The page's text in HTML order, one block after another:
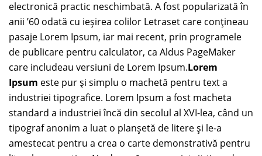
electronică practic neschimbată. A fost popularizată în
anii ’60 odată cu ieşirea colilor Letraset care conţineau
pasaje Lorem Ipsum, iar mai recent, prin programele
de publicare pentru calculator, ca Aldus PageMaker
care includeau versiuni de Lorem Ipsum.Lorem
Ipsum este pur şi simplu o machetă pentru text a
industriei tipografice. Lorem Ipsum a fost macheta
standard a industriei încă din secolul al XVI-lea, când un
tipograf anonim a luat o planşetă de litere şi le-a
amestecat pentru a crea o carte demonstrativă pentru